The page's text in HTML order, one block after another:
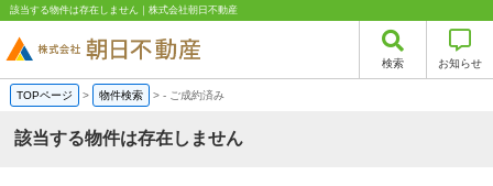
該当する物件は存在しません｜株式会社朝日不動産
検索 お知らせ
TOPページ > 物件検索 >- ご成約済み
該当する物件は存在しません